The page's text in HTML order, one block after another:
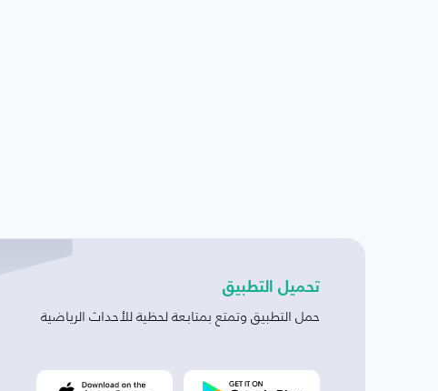
تحميل التطبيق
حمل التطبيق وتمتع بمتابعة لحظية للأحداث الرياضية